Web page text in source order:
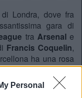
Personal
Londra, dove fra
gara di
tra Arsenal e
Francis Coquelin,
ha una rosa
la più forte
del
non vedo l’ora di